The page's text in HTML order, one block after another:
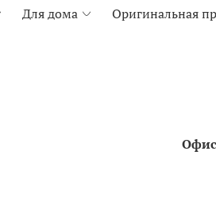
Для дома Оригинальная
Офис